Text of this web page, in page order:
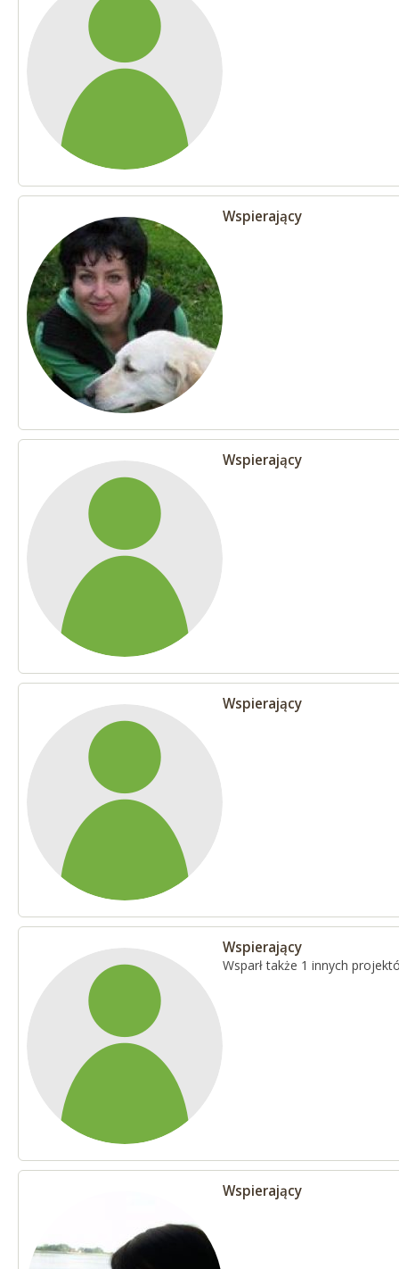
Wspierający
Wspierający
Wspierający
Wspierający
Wsparł także 1 innych
Wspierający